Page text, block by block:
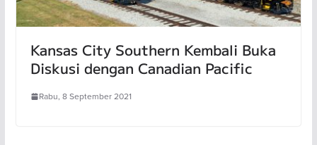
Kansas City Southern Kembali Buka
Diskusi dengan Canadian Pacific
Rabu, 8 September 2021